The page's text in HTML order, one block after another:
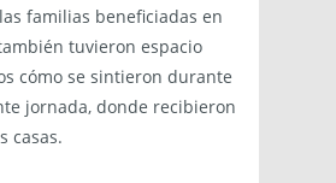
familias beneficiadas en
tuvieron espacio
cómo se sintieron durante
jornada, donde recibieron
casas.